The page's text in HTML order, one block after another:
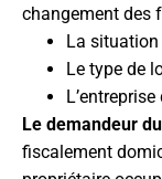
changement des
La situation
Le type de
L’entreprise
Le demandeur
fiscalement